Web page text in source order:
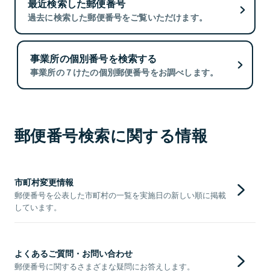
最近検索した郵便番号
過去に検索した郵便番号をご覧いただけます。
事業所の個別番号を検索する
事業所の７けたの個別郵便番号をお調べします。
郵便番号検索に関する情報
市町村変更情報
郵便番号を公表した市町村の一覧を実施日の新しい順に掲載
しています。
よくあるご質問・お問い合わせ
郵便番号に関するさまざまな疑問にお答えします。